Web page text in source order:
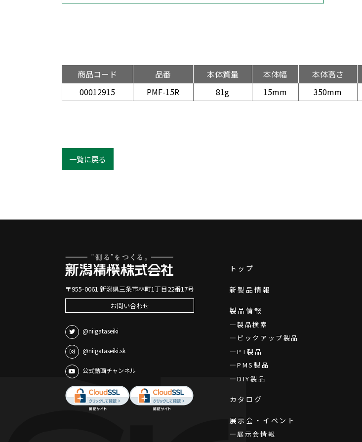
商品コード 品番 本体質量 本体幅 本体高さ
00012915
PMF-15R 81g 15mm 350mm
一覧に戻る
〒955-0061 新潟県三条市林町1丁目22番17号
お問い合わせ
@niigataseiki
@niigataseiki.sk
公式動画チャンネル
トップ
新製品情報
製品情報
製品検索
ピックアップ製品
PT製品
PMS製品
DIY製品
カタログ
展示会・イベント
展示会情報